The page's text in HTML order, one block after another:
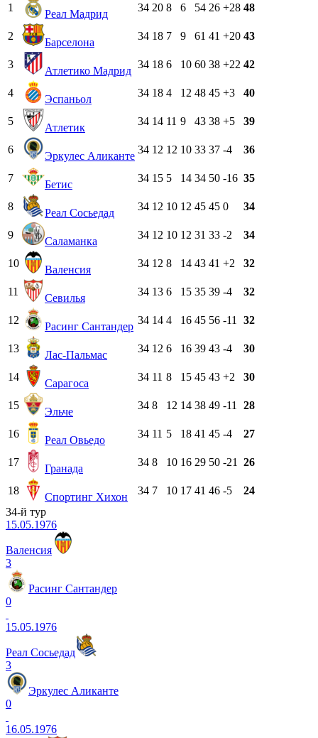
1
Реал Мадрид
34 20 8 6 54 26 +28 48
2
Барселона
34 18 7 9 61 41 +20 43
3
Атлетико Мадрид
34 18 6 10 60 38 +22 42
4
Эспаньол
34 18 4 12 48 45 +3 40
5
Атлетик
34 14 11 9 43 38 +5 39
6
Эркулес Аликанте
34 12 12 10 33 37 -4 36
7
Бетис
34 15 5 14 34 50 -16 35
8
Реал Сосьедад
34 12 10 12 45 45 0 34
9
Саламанка
34 12 10 12 31 33 -2 34
10
Валенсия
34 12 8 14 43 41 +2 32
11
Севилья
34 13 6 15 35 39 -4 32
12
Расинг Сантандер
34 14 4 16 45 56 -11 32
13
Лас-Пальмас
34 12 6 16 39 43 -4 30
14
Сарагоса
34 11 8 15 45 43 +2 30
15
Эльче
34 8 12 14 38 49 -11 28
16
Реал Овьедо
34 11 5 18 41 45 -4 27
17
Гранада
34 8 10 16 29 50 -21 26
18
Спортинг Хихон
34 7 10 17 41 46 -5
24
34-й тур
15.05.1976
Валенсия
3
Расинг Сантандер
0
15.05.1976
Реал Сосьедад
3
Эркулес Аликанте
0
16.05.1976